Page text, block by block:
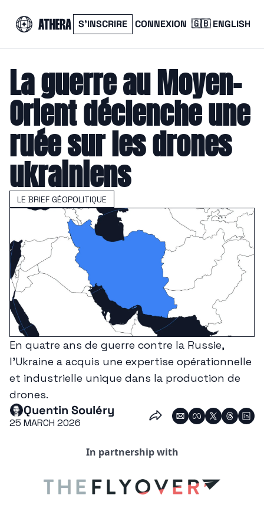
S’INSCRIRE CONNEXION 🇬🇧 ENGLISH
La guerre au Moyen-
Orient déclenche une
ruée sur les drones
ukrainiens
LE BRIEF GÉOPOLITIQUE
En quatre ans de guerre contre la Russie,
l’Ukraine a acquis une expertise opérationnelle
et industrielle unique dans la production de
drones.
Quentin Souléry
25 MARCH 2026
In partnership with